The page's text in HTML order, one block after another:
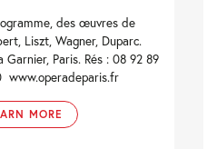
des œuvres de
Liszt, Wagner, Duparc.
Garnier, Paris. Rés : 08 92 89
www.operadeparis.fr
MORE